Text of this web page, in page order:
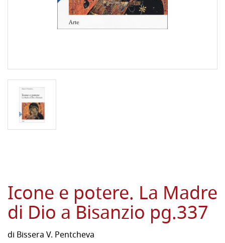
Icone e potere. La Madre
di Dio a Bisanzio pg.337
di Bissera V. Pentcheva